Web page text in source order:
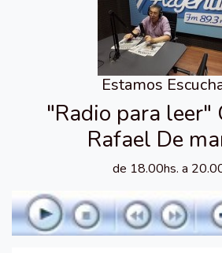
Estamos
"Radio para leer"
Rafael De
de 18.00hs. a